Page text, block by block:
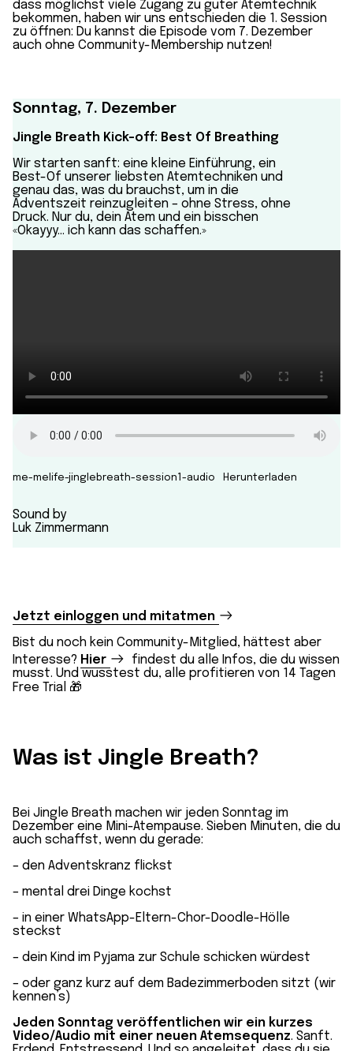
dass möglichst viele Zugang zu guter Atemtechnik
bekommen, haben wir uns entschieden die 1. Session
zu öffnen: Du kannst die Episode vom 7. Dezember
auch ohne Community-Membership nutzen!
Sonntag, 7. Dezember
Jingle Breath Kick-off: Best Of Breathing
Wir starten sanft: eine kleine Einführung, ein
Best-Of unserer liebsten Atemtechniken und
genau das, was du brauchst, um in die
Adventszeit reinzugleiten – ohne Stress, ohne
Druck. Nur du, dein Atem und ein bisschen
«Okayyy… ich kann das schaffen.»
me-melife-jinglebreath-session1-audio Herunterladen
Sound by
Luk Zimmermann
Jetzt einloggen und mitatmen
Bist du noch kein Community-Mitglied, hättest aber
Interesse? Hier
findest du alle Infos, die du wissen
musst. Und wusstest du, alle profitieren von 14 Tagen
Free Trial 🎁
Was ist Jingle Breath?
Bei Jingle Breath machen wir jeden Sonntag im
Dezember eine Mini-Atempause. Sieben Minuten, die du
auch schaffst, wenn du gerade:
– den Adventskranz flickst
– mental drei Dinge kochst
– in einer WhatsApp-Eltern-Chor-Doodle-Hölle
steckst
– dein Kind im Pyjama zur Schule schicken würdest
– oder ganz kurz auf dem Badezimmerboden sitzt (wir
kennen’s)
Jeden Sonntag veröffentlichen wir ein kurzes
Video/Audio mit einer neuen Atemsequenz. Sanft.